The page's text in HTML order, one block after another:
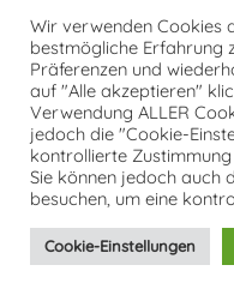
Impressum
von
Wir verwenden Cookies
bestmögliche Erfahrung
Präferenzen und
auf "Alle akzeptieren"
Verwendung ALLER
jedoch die "Cookie-
kontrollierte Zustimmung
Sie können jedoch auch
besuchen, um eine
Cookie-Einstellungen